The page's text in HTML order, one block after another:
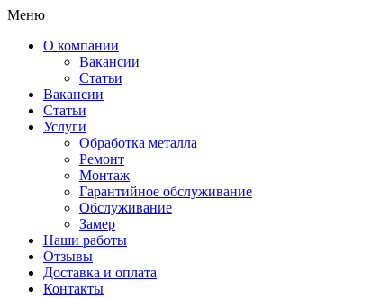
Меню
О компании
Вакансии
Статьи
Вакансии
Статьи
Услуги
Обработка металла
Ремонт
Монтаж
Гарантийное обслуживание
Обслуживание
Замер
Наши работы
Отзывы
Доставка и оплата
Контакты